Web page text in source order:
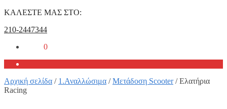
ΚΑΛΕΣΤΕ ΜΑΣ ΣΤΟ:
210-2447344
0
Αρχική σελίδα / 1.Αναλλώσιμα /Μετάδοση Scooter/Ελατήρια
Racing